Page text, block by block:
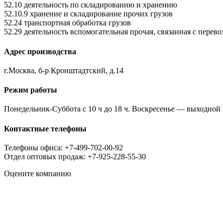
52.10 деятельность по складированию и хранению
52.10.9 хранение и складирование прочих грузов
52.24 транспортная обработка грузов
52.29 деятельность вспомогательная прочая, связанная с
Адрес производства
г.Москва, б-р Кронштадтский, д.14
Режим работы
Понедельник-Суббота с 10 ч до 18 ч. Воскресенье — выходной
Контактные телефоны
Телефоны офиса: +7-499-702-00-92
Отдел оптовых продаж: +7-925-228-55-30
Оцените компанию